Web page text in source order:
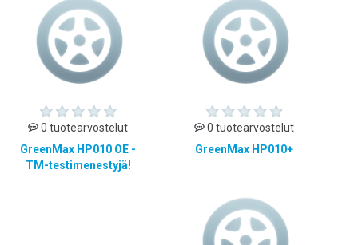
0 tuotearvostelut
GreenMax HP010 OE -
TM-testimenestyjä!
0 tuotearvostelut
GreenMax HP010+